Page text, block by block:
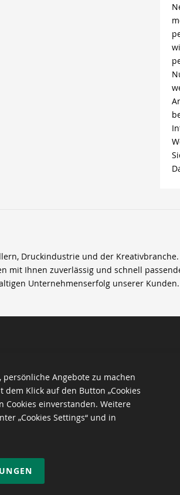
Druckindustrie und der
mit Ihnen zuverlässig und schnell
Unternehmenserfolg unserer Kunden.
Angebote zu machen
Klick auf den Button „Cookies
Cookies einverstanden. Weitere
„Cookies Settings“ und in